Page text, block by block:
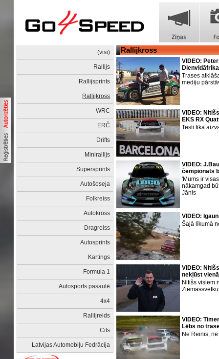
(visi)
Rallijs
Rallijsprints
Rallijkross
WRC
ERČ
Drifts
Minirallijs
Supersprints
Autošoseja
Folkreiss
Autokross
Dragreiss
Autosprints
Kartings
Formula 1
Autosports pasaulē
4x4
Rallijreids
Cits
Latvijas Automobiļu Fedrācija
Rallijkross
VIDEO:
Trases
mediju
VIDEO:
EKS RX
Testi tika
VIDEO:
čempionāts
'Mums ir
nākamgad
Jānis
VIDEO:
Šajā līkumā
VIDEO:
nekļūst
Nitišs visiem
VIDEO:
Lēbs no
Ne Reinis,